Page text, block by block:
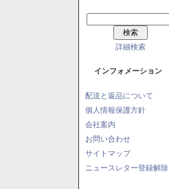
詳細検索
インフォメーション
配送と返品について
個人情報保護方針
会社案内
お問い合わせ
サイトマップ
ニュースレター登録解除